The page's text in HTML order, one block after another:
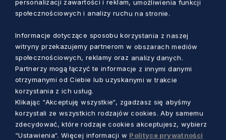
Jarmark Bożonarodzeniowy przeniósł się
stoiska
5 lat temu
personalizacji zawartości i reklam, umożliwienia funkcji
społecznościowych i analizy ruchu na stronie.
Informacje dotyczące sposobu korzystania z naszej
witryny przekazujemy partnerom w obszarach mediów
społecznościowych, reklamy oraz analizy danych.
Partnerzy mogą łączyć te informacje z innymi danymi
otrzymanymi od Ciebie lub uzyskanymi w trakcie
korzystania z ich usług.
Klikając “Akceptuję wszystkie“, zgadzasz się abyśmy
korzystali ze wszystkich rodzajów cookies. Aby samemu
zdecydować, które rodzaje cookies akceptujesz, wybierz
“Ustawienia“. Więcej informacji w Polityce prywatności